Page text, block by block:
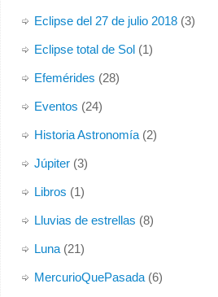
Eclipse del 27 de julio 2018(3)
Eclipse total de Sol(1)
Efemérides (28)
Eventos (24)
Historia Astronomía(2)
Júpiter(3)
Libros (1)
Lluvias de estrellas (8)
Luna(21)
MercurioQuePasada(6)